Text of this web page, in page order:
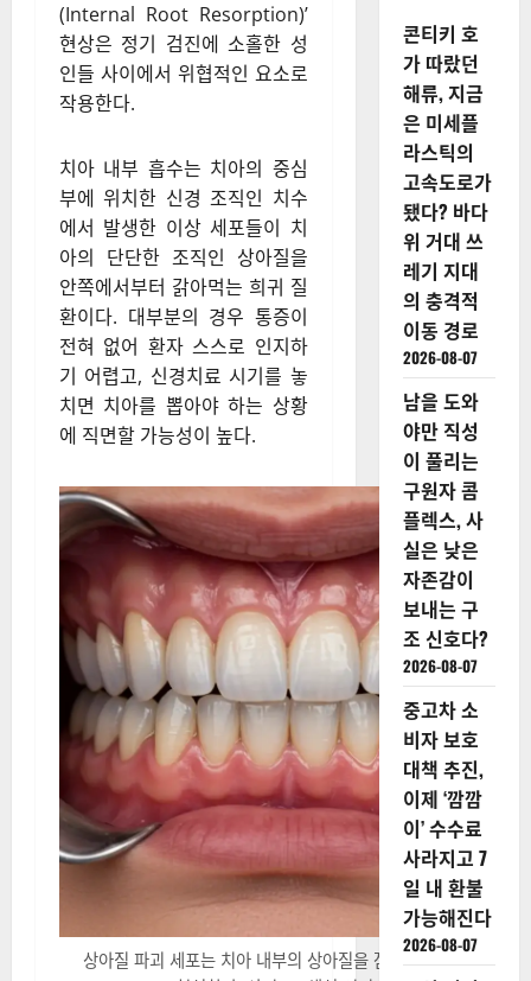
(Internal Root Resorption)’
현상은 정기 검진에 소홀한 성
인들 사이에서 위협적인 요소로
작용한다.
치아 내부 흡수는 치아의 중심
부에 위치한 신경 조직인 치수
에서 발생한 이상 세포들이 치
아의 단단한 조직인 상아질을
안쪽에서부터 갉아먹는 희귀 질
환이다. 대부분의 경우 통증이
전혀 없어 환자 스스로 인지하
기 어렵고, 신경치료 시기를 놓
치면 치아를 뽑아야 하는 상황
에 직면할 가능성이 높다.
상아질 파괴 세포는 치아 내부의 상아질을 잠식하며 공동을
콘티키 호
가 따랐던
해류, 지금
은 미세플
라스틱의
고속도로가
됐다? 바다
위 거대 쓰
레기 지대
의 충격적
이동 경로
2026-08-07
남을 도와
야만 직성
이 풀리는
구원자 콤
플렉스, 사
실은 낮은
자존감이
보내는 구
조 신호다?
2026-08-07
중고차 소
비자 보호
대책 추진,
이제 ‘깜깜
이’ 수수료
사라지고 7
일 내 환불
가능해진다
2026-08-07